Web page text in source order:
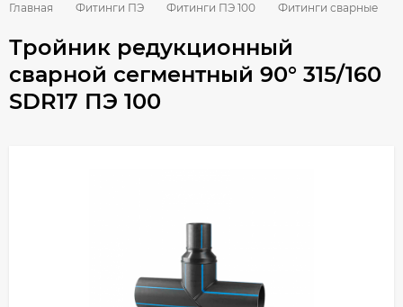
Главная Фитинги ПЭ Фитинги ПЭ 100 Фитинги сварные
Тройник редукционный
сварной сегментный 90° 315/160
SDR17 ПЭ 100